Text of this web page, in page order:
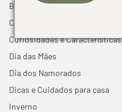
Black Friday
Cama mesa e banho
Curiosidades e Características
Dia das Mães
Dia dos Namorados
Dicas e Cuidados para casa
Inverno